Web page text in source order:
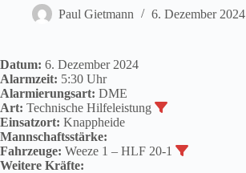
Paul Gietmann 6. Dezember 2024
Datum: 6. Dezember 2024
Alarmzeit: 5:30 Uhr
Alarmierungsart: DME
Art: Technische Hilfeleistung
Einsatzort: Knappheide
Mannschaftsstärke:
Fahrzeuge: Weeze 1 – HLF 20-1
Weitere Kräfte: